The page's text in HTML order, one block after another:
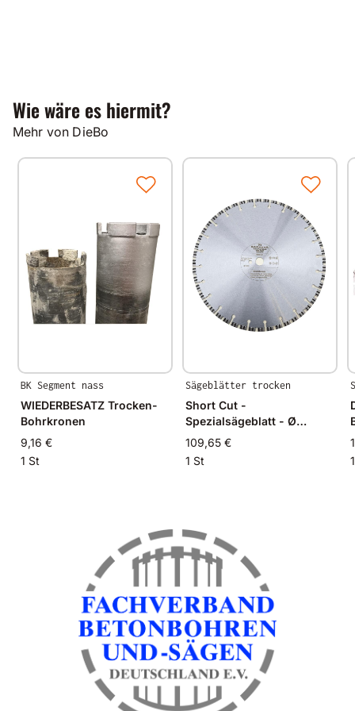
Wie wäre es hiermit?
Mehr von DieBo
BK Segment nass
WIEDERBESATZ Trocken-
Bohrkronen
9,16 €
1 St
Sägeblätter trocken
Short Cut -
Spezialsägeblatt - Ø
400mm
109,65 €
1 St